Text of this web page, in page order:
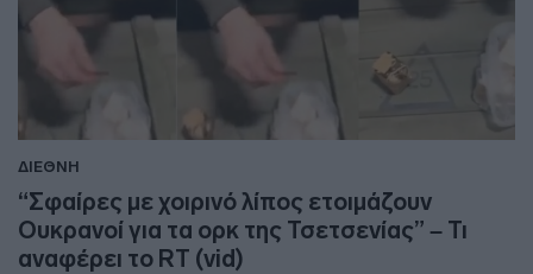
ΔΙΕΘΝΗ
“Σφαίρες με χοιρινό λίπος ετοιμάζουν
Ουκρανοί για τα ορκ της Τσετσενίας” – Τι
αναφέρει το RT (vid)